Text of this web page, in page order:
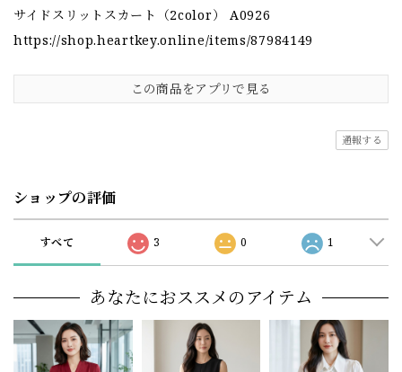
サイドスリットスカート（2color） A0926
https://shop.heartkey.online/items/87984149
この商品をアプリで見る
通報する
ショップの評価
すべて 3 0 1
あなたにおススメのアイテム